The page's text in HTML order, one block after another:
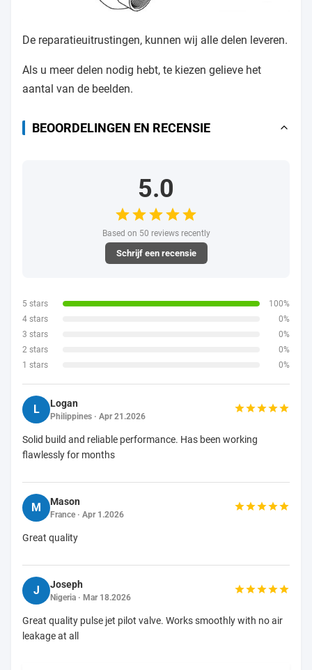
De reparatieuitrustingen, kunnen wij alle delen leveren.
Als u meer delen nodig hebt, te kiezen gelieve het
aantal van de beelden.
BEOORDELINGEN EN RECENSIE
5.0
Based on 50 reviews recently
Schrijf een recensie
5 stars
100%
4 stars
0%
3 stars
0%
2 stars
0%
1 stars
0%
L Logan
Philippines · Apr 21.2026
Solid build and reliable performance. Has been working
flawlessly for months
M Mason
France · Apr 1.2026
Great quality
J Joseph
Nigeria · Mar 18.2026
Great quality pulse jet pilot valve. Works smoothly with no air
leakage at all